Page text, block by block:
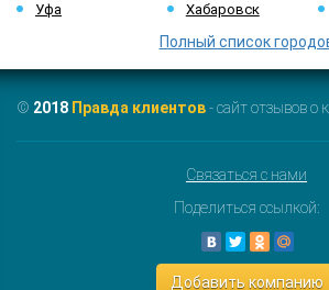
Уфа
Хабаровск
Полный список
© 2018 Правда клиентов- сайт отзывов о
Связаться с нами
Поделиться ссылкой:
Добавить компанию